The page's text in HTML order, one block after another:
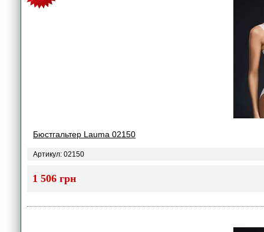
Бюстгальтер Lauma 02150
Артикул: 02150
1 506 грн